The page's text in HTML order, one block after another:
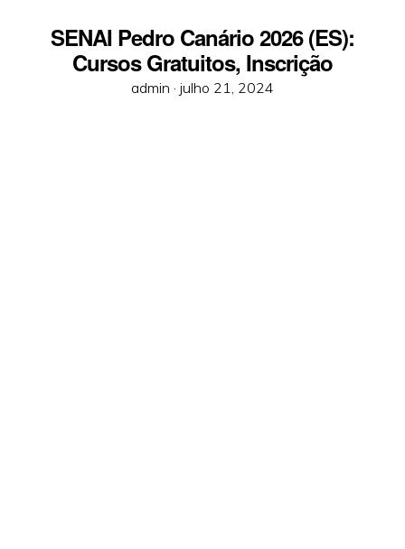
SENAI Pedro Canário 2026 (ES):
Cursos Gratuitos, Inscrição
admin · Posted
julho 21, 2024